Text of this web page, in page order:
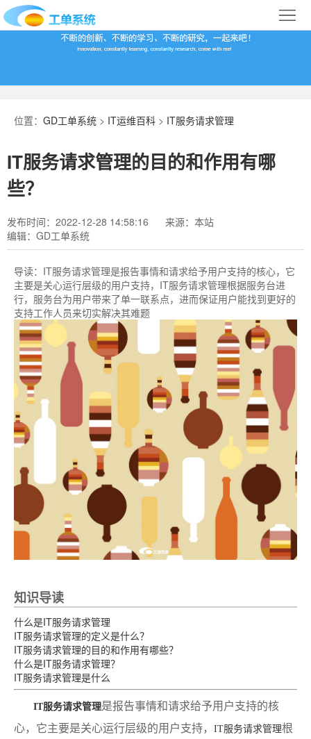
首
百
下
们
导
位置： GD工单系统 > IT运维百科 > IT服务请求管理
IT服务请求管理的目的和作用有哪
些？
发布时间：2022-12-28 14:58:16
来源：本站
编辑：GD工单系统
导读： IT服务请求管理​是报告事情和请求给予用户支持的核心，它
主要是关心运行层级的用户支持，IT服务请求管理根据服务台进
行，服务台为用户带来了单一联系点，进而保证用户能找到更好的
支持工作人员来切实解决其难题
知识导读
什么是IT服务请求管理
IT服务请求管理的定义是什么？
IT服务请求管理的目的和作用有哪些？
什么是IT服务请求管理？
IT服务请求管理是什么
IT服务请求管理是报告事情和请求给予用户支持的核
心，它主要是关心运行层级的用户支持， IT服务请求管理根